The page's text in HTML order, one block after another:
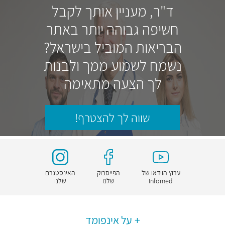
ד"ר, מעניין אותך לקבל
חשיפה גבוהה יותר באתר
הבריאות המוביל בישראל?
נשמח לשמוע ממך ולבנות
לך הצעה מתאימה
שווה לך להצטרף!
ערוץ הוידאו של
Infomed
הפייסבוק
שלנו
האינסטגרם
שלנו
על אינפומד